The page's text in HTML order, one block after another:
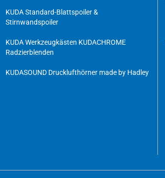
KUDA Standard-Blattspoiler &
Stirnwandspoiler
KUDA Werkzeugkästen KUDACHROME
Radzierblenden
KUDASOUND Drucklufthörner made by Hadley